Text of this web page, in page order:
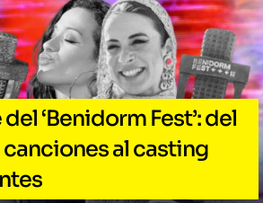
‘Benidorm Fest’: del
canciones al casting